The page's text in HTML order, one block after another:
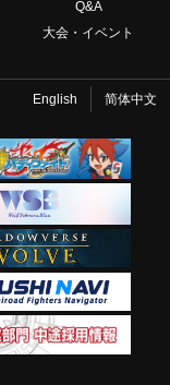
Q&A
大会・イベント
English 简体中文